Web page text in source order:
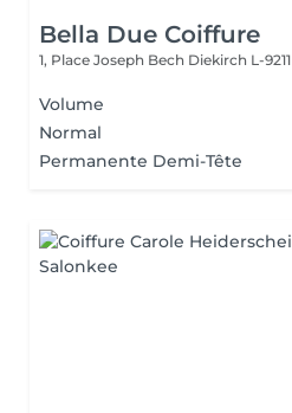
Bella Due Coiffure
1, Place Joseph Bech Diekirch L-9211
Volume
Normal
Permanente Demi-Tête